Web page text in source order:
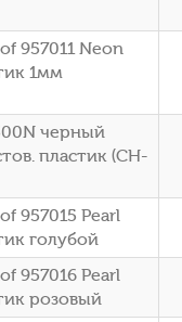
957011 Neon
1мм
черный
пластик (CH-
957015 Pearl
голубой
957016 Pearl
розовый